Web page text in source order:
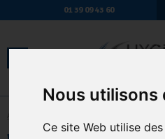
Nous utilisons
Ce site Web utilise
01 39 09 43 60